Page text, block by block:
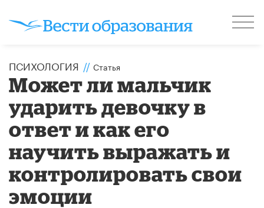
ПСИХОЛОГИЯ // Статья
Может ли мальчик
ударить девочку в
ответ и как его
научить выражать и
контролировать свои
эмоции